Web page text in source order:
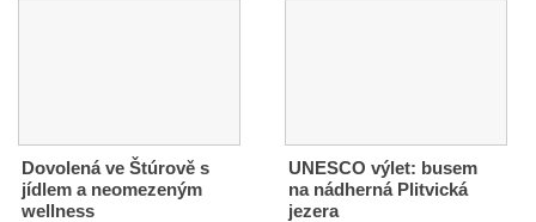
Dovolená ve Štúrově s
jídlem a neomezeným
wellness
UNESCO výlet: busem
na nádherná Plitvická
jezera